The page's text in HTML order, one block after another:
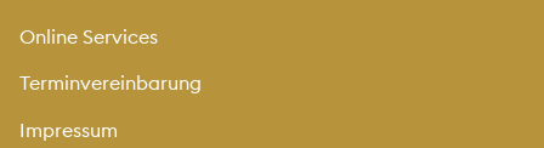
Online Services
Terminvereinbarung
Impressum